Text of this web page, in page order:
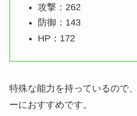
攻撃：262
防御：143
HP：172
特殊な能力を持っているので
ーにおすすめです。